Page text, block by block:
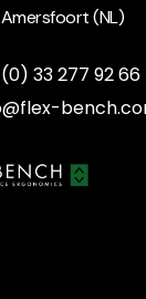
Amersfoort (NL)
(0) 33 277 92 66